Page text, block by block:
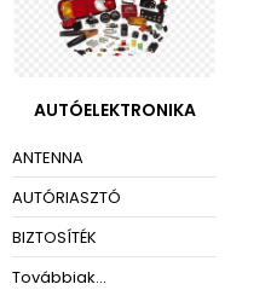
AUTÓELEKTRONIKA
ANTENNA
AUTÓRIASZTÓ
BIZTOSÍTÉK
Továbbiak...